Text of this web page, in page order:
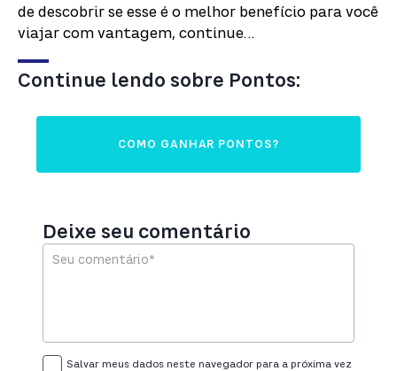
de descobrir se esse é o melhor benefício para você
viajar com vantagem, continue…
Continue lendo sobre Pontos:
COMO GANHAR PONTOS?
Deixe seu comentário
Salvar meus dados neste navegador para a próxima vez